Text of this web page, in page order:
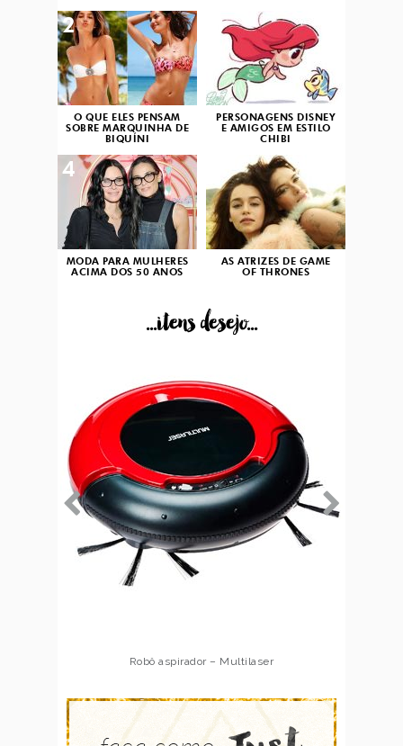
O QUE ELES PENSAM
SOBRE MARQUINHA DE
BIQUÍNI
2
PERSONAGENS DISNEY
E AMIGOS EM ESTILO
CHIBI
3
MODA PARA MULHERES
ACIMA DOS 50 ANOS
4
AS ATRIZES DE GAME
OF THRONES
...itens desejo...
Robô aspirador – Multilaser